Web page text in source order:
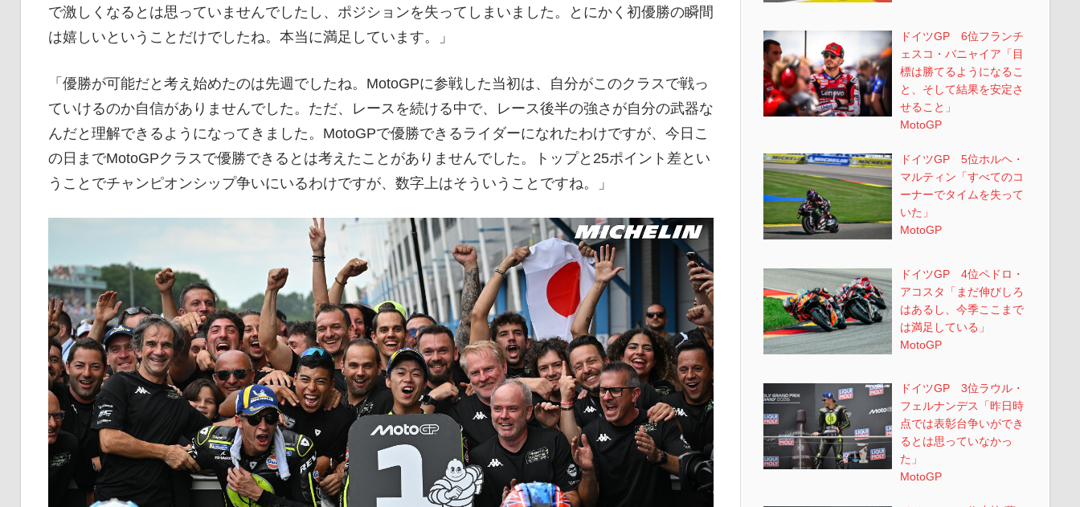
で激しくなるとは思っていませんでしたし、ポジションを失ってしまいました。とにかく初優勝の瞬間
は嬉しいということだけでしたね。本当に満足しています。」
「優勝が可能だと考え始めたのは先週でしたね。MotoGPに参戦した当初は、自分がこのクラスで戦っ
ていけるのか自信がありませんでした。ただ、レースを続ける中で、レース後半の強さが自分の武器な
んだと理解できるようになってきました。MotoGPで優勝できるライダーになれたわけですが、今日こ
の日までMotoGPクラスで優勝できるとは考えたことがありませんでした。トップと25ポイント差とい
うことでチャンピオンシップ争いにいるわけですが、数字上はそういうことですね。」
ドイツGP 6位フランチ
ェスコ・バニャイア「目
標は勝てるようになるこ
と、そして結果を安定さ
せること」
MotoGP
ドイツGP 5位ホルヘ・
マルティン「すべてのコ
ーナーでタイムを失って
いた」
MotoGP
ドイツGP 4位ペドロ・
アコスタ「まだ伸びしろ
はあるし、今季ここまで
は満足している」
MotoGP
ドイツGP 3位ラウル・
フェルナンデス「昨日時
点では表彰台争いができ
るとは思っていなかっ
た」
MotoGP